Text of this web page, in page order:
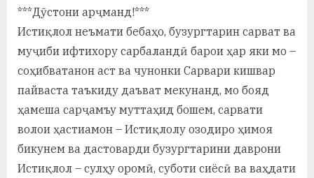
***Дӯстони арҷманд!***
Истиқлол неъмати бебаҳо, бузургтарин сарват ва
муҷиби ифтихору сарбаландӣ барои ҳар яки мо –
соҳибватанон аст ва чунонки Сарвари кишвар
пайваста таъкиду даъват мекунанд, мо бояд
ҳамеша сарҷамъу муттаҳид бошем, сарвати
волои ҳастиамон – Истиқлолу озодиро ҳимоя
бикунем ва дастоварди бузургтарини даврони
Истиқлол – сулҳу оромӣ, суботи сиёсӣ ва ваҳдати